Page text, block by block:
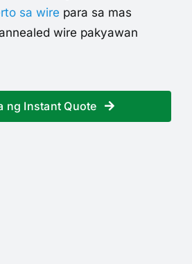
sa wire para sa mas
wire pakyawan
ng Instant Quote